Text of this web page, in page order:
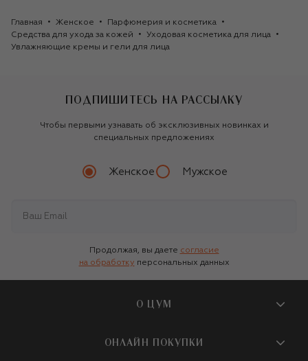
Главная Женское
Парфюмерия и косметика
Средства для ухода за кожей
Уходовая косметика для лица
Увлажняющие кремы и гели для лица
ПОДПИШИТЕСЬ НА РАССЫЛКУ
Чтобы первыми узнавать об эксклюзивных новинках и
специальных предложениях
Женское Мужское
Продолжая, вы даете согласие
на обработку персональных данных
О ЦУМ
О магазине
ОНЛАЙН ПОКУПКИ